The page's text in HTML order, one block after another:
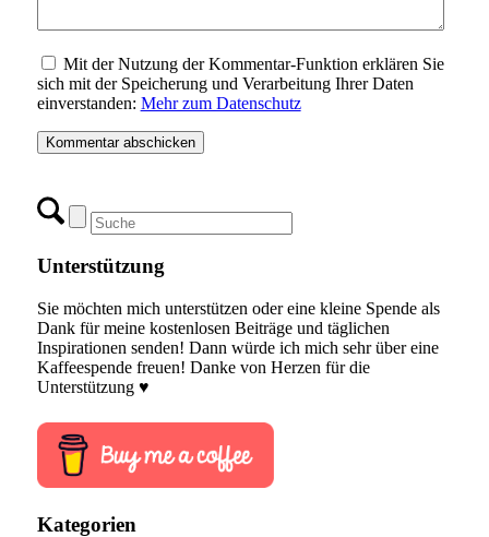
Mit der Nutzung der Kommentar-Funktion erklären Sie
sich mit der Speicherung und Verarbeitung Ihrer Daten
einverstanden: Mehr zum Datenschutz
Unterstützung
Sie möchten mich unterstützen oder eine kleine Spende als
Dank für meine kostenlosen Beiträge und täglichen
Inspirationen senden! Dann würde ich mich sehr über eine
Kaffeespende freuen! Danke von Herzen für die
Unterstützung ♥
Kategorien